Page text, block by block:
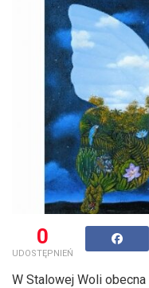
0
UDOSTĘPNIEŃ
W Stalowej Woli